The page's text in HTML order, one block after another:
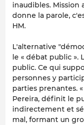
inaudibles. Mission
donne la parole,
HM.
L'alternative
le « débat public ».
public. Ce qui
personnes y
parties prenantes.
Pereira, définit le
indirectement et
mal, formant un